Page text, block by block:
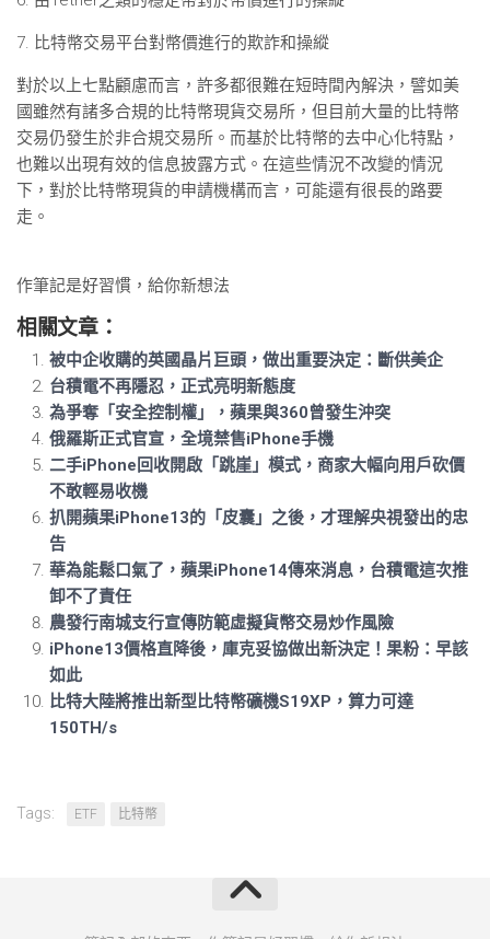
7. 比特幣交易平台對幣價進行的欺詐和操縱
對於以上七點顧慮而言，許多都很難在短時間內解決，譬如美
國雖然有諸多合規的比特幣現貨交易所，但目前大量的比特幣
交易仍發生於非合規交易所。而基於比特幣的去中心化特點，
也難以出現有效的信息披露方式。在這些情況不改變的情況
下，對於比特幣現貨的申請機構而言，可能還有很長的路要
走。
作筆記是好習慣，給你新想法
相關文章：
被中企收購的英國晶片巨頭，做出重要決定：斷供美企
台積電不再隱忍，正式亮明新態度
為爭奪「安全控制權」，蘋果與360曾發生沖突
俄羅斯正式官宣，全境禁售iPhone手機
二手iPhone回收開啟「跳崖」模式，商家大幅向用戶砍價
不敢輕易收機
扒開蘋果iPhone13的「皮囊」之後，才理解央視發出的忠
告
華為能鬆口氣了，蘋果iPhone14傳來消息，台積電這次推
卸不了責任
農發行南城支行宣傳防範虛擬貨幣交易炒作風險
iPhone13價格直降後，庫克妥協做出新決定！果粉：早該
如此
比特大陸將推出新型比特幣礦機S19XP，算力可達
150TH/s
Tags: ETF 比特幣